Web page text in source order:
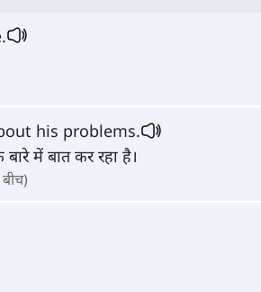
his problems.
में बात कर रहा है।